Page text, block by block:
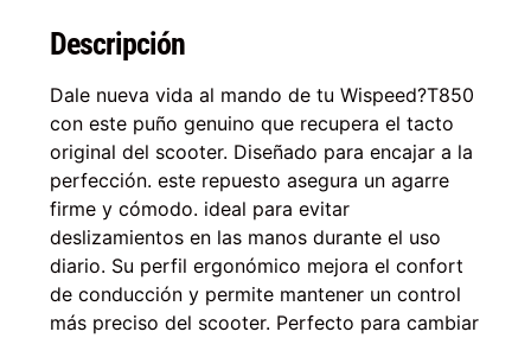
Descripción
Dale nueva vida al mando de tu Wispeed?T850
con este puño genuino que recupera el tacto
original del scooter. Diseñado para encajar a la
perfección. este repuesto asegura un agarre
firme y cómodo. ideal para evitar
deslizamientos en las manos durante el uso
diario. Su perfil ergonómico mejora el confort
de conducción y permite mantener un control
más preciso del scooter. Perfecto para cambiar